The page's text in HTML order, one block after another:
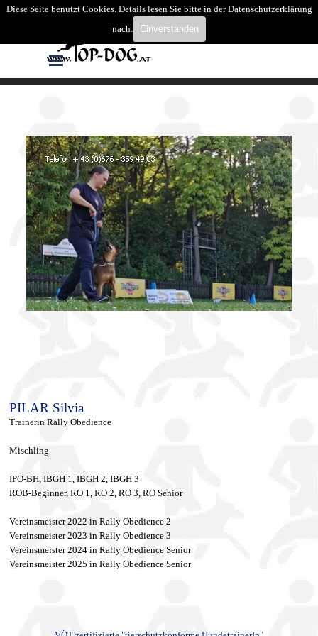
Diese Seite benutzt Cookies. Details lesen Sie bitte in der Datenschutzerklärung
nach.
Einverstanden
Direkt zum Seiteninhalt
Menü überspringen
Suchen
PILAR Silvia
Trainerin Rally Obedience
Mischling
IPO-BH, IBGH 1, IBGH 2, IBGH 3
ROB-Beginner, RO 1, RO 2, RO 3, RO Senior
Vereinsmeister 2022 in Rally Obedience 2
Vereinsmeister 2023 in Rally Obedience 3
Vereinsmeister 2024 in Rally Obedience Senior
Vereinsmeister 2025 in Rally Obedience Senior